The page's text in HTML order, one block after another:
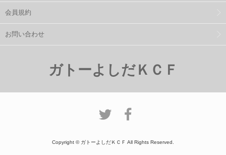
会員規約
お問い合わせ
ガトーよしだＫＣＦ
Copyright © ガトーよしだＫＣＦ All Rights Reserved.